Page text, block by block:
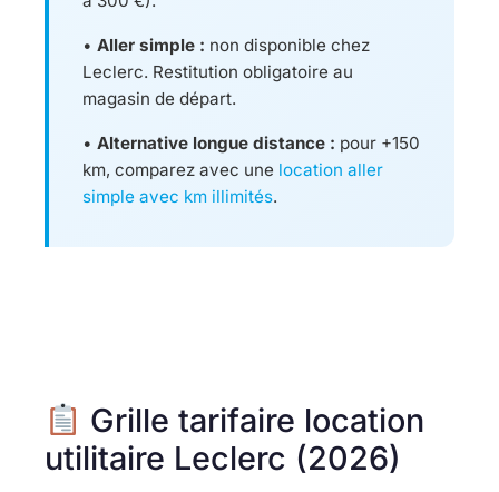
• Aller simple : non disponible chez
Leclerc. Restitution obligatoire au
magasin de départ.
• Alternative longue distance : pour +150
km, comparez avec une location aller
simple avec km illimités.
Grille tarifaire location
utilitaire Leclerc (2026)